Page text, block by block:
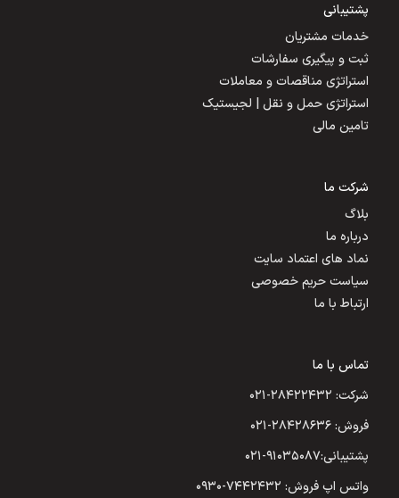
پشتیبانی
خدمات مشتریان
ثبت و پیگیری سفارشات
استراتژی مناقصات و معاملات
استراتژی حمل و نقل | لجیستیک
تامین مالی
شرکت ما
بلاگ
درباره ما
نماد های اعتماد سایت
سیاست حریم خصوصی
ارتباط با ما
تماس با ما
شرکت: ۲۸۴۲۲۴۳۲-۰۲۱
فروش: ۲۸۴۲۸۶۳۶-۰۲۱
پشتیبانی:۹۱۰۳۵۰۸۷-۰۲۱
واتس اپ فروش: ۷۴۴۲۴۳۲-۰۹۳۰